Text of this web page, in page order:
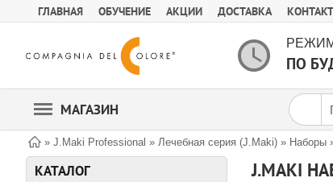
ГЛАВНАЯ ОБУЧЕНИЕ АКЦИИ ДОСТАВКА
ПО
МАГАЗИН
» J.Maki Professional » Лечебная серия (J.Maki) » Наборы
КАТАЛОГ J.MAKI